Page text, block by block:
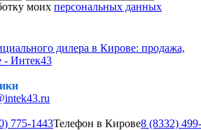
моих персональных данных
775-1443Телефон в Кирове8 (8332)